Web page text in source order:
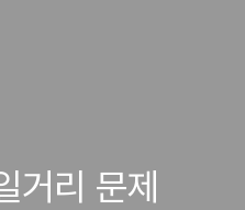
거리 문제